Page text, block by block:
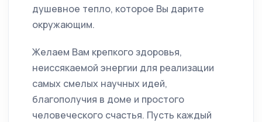
душевное тепло, которое Вы дарите
окружающим.
Желаем Вам крепкого здоровья,
неиссякаемой энергии для реализации
самых смелых научных идей,
благополучия в доме и простого
человеческого счастья. Пусть каждый